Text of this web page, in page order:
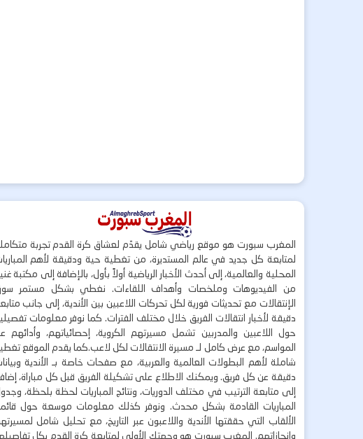
المغرب سبورت هو موقع رياضي شامل يقدّم لعشاق كرة القدم تجربة
لمتابعة كل جديد في عالم المستديرة، من تغطية حية ودقيقة لأهم
المحلية والعالمية، إلى أحدث الأخبار الرياضية أولاً بأول، بالإضافة إلى مكتبة
من الفيديوهات وملخصات وأهداف اللقاءات. نغطي بشكل مستمر
الإنتقالات مع تحديثات فورية لكل تحركات اللاعبين بين الأندية، إلى جانب
دقيقة لأخبار انتقالات الفريق خلال مختلف الفترات. كما نوفر معلومات
حول اللاعبين والمدربين تشمل مسيرتهم الكروية، إحصائياتهم، وأدائهم
المواسم، مع عرض كامل لـ مسيرة الانتقالات لكل لاعب.كما يقدم الموقع
شاملة لأهم البطولات العالمية والعربية، مع صفحات خاصة بـ الأندية
دقيقة عن كل فريق. ويمكنك الاطلاع على تشكيلة الفريق قبل كل مباراة،
إلى متابعة الترتيب في مختلف الدوريات، ونتائج المباريات لحظة بلحظة،
المباريات القادمة بشكل محدث. ونوفر كذلك معلومات موسعة حول
الألقاب التي حققتها الأندية واللاعبون عبر التاريخ، مع تحليل شامل
وإنجازاتهم. المغرب سبورت هو وجهتك الأولى لمتابعة كرة القدم بكل